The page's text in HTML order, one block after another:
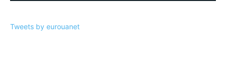
Tweets by eurouanet